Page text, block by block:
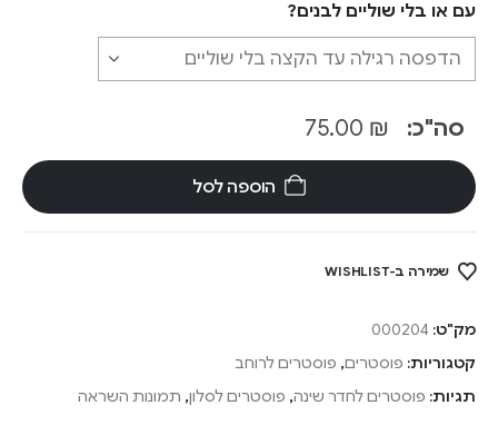
עם או בלי שוליים לבנים?
סה"כ: ₪
הוספה לסל
שמירה ב-WISHLIST
מק"ט: 000204
קטגוריות: פוסטרים, פוסטרים לרוחב
תגיות: פוסטרים לחדר שינה, פוסטרים לסלון, תמונות השראה